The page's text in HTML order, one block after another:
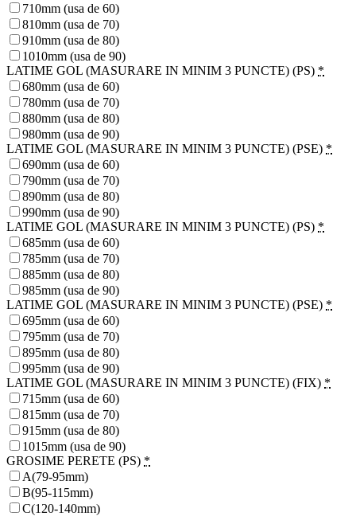
710mm (usa de 60)
810mm (usa de 70)
910mm (usa de 80)
1010mm (usa de 90)
LATIME GOL (MASURARE IN MINIM 3 PUNCTE) (PS) *
680mm (usa de 60)
780mm (usa de 70)
880mm (usa de 80)
980mm (usa de 90)
LATIME GOL (MASURARE IN MINIM 3 PUNCTE) (PSE) *
690mm (usa de 60)
790mm (usa de 70)
890mm (usa de 80)
990mm (usa de 90)
LATIME GOL (MASURARE IN MINIM 3 PUNCTE) (PS) *
685mm (usa de 60)
785mm (usa de 70)
885mm (usa de 80)
985mm (usa de 90)
LATIME GOL (MASURARE IN MINIM 3 PUNCTE) (PSE) *
695mm (usa de 60)
795mm (usa de 70)
895mm (usa de 80)
995mm (usa de 90)
LATIME GOL (MASURARE IN MINIM 3 PUNCTE) (FIX) *
715mm (usa de 60)
815mm (usa de 70)
915mm (usa de 80)
1015mm (usa de 90)
GROSIME PERETE (PS) *
A(79-95mm)
B(95-115mm)
C(120-140mm)